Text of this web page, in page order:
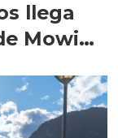
llega
Mowi